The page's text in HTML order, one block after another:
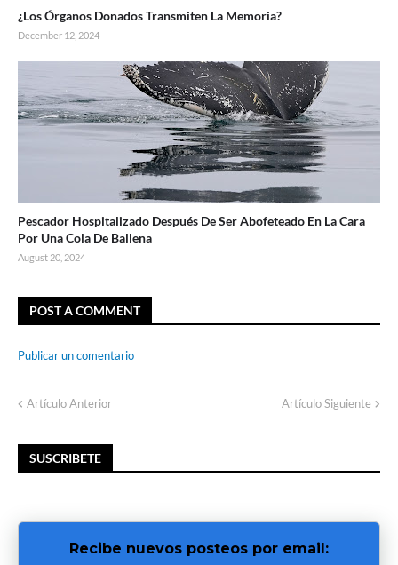
¿Los Órganos Donados Transmiten La Memoria?
December 12, 2024
Pescador Hospitalizado Después De Ser Abofeteado En La Cara
Por Una Cola De Ballena
August 20, 2024
POST A COMMENT
Publicar un comentario
Artículo Anterior Artículo Siguiente
SUSCRIBETE
Recibe nuevos posteos por email: